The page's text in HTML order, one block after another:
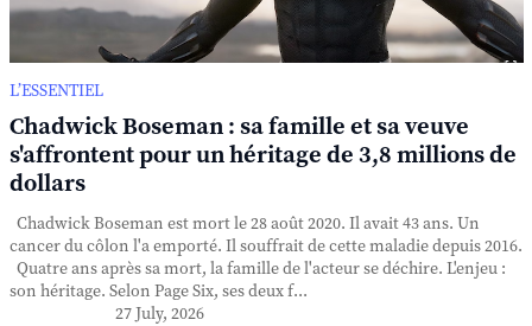
L’ESSENTIEL
Chadwick Boseman : sa famille et sa veuve
s'affrontent pour un héritage de 3,8 millions de
dollars
Chadwick Boseman est mort le 28 août 2020. Il avait 43 ans. Un
cancer du côlon l'a emporté. Il souffrait de cette maladie depuis 2016.
Quatre ans après sa mort, la famille de l'acteur se déchire. L'enjeu :
son héritage. Selon Page Six, ses deux f...
27 July, 2026